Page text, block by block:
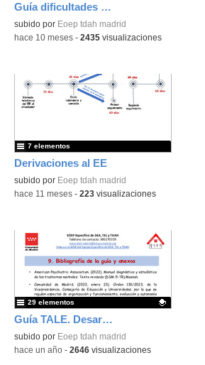
Guía dificultades en el aprendizaje de las matemáticas (discalculia). Desarrollo para EP
Contenido educativo.
subido por Eoep tdah madrid
-hace 10 meses - 2435 visualizaciones
Derivaciones al EE
subido por Eoep tdah madrid
7 elementos
-hace 11 meses - 223 visualizaciones
Guía TALE. Desarrollo para E. Primaria. Versión 1 (octubre 2025) - Contenido educativo
Contenido educativo.
subido por Eoep tdah madrid
29 elementos
-hace un año - 2646 visualizaciones